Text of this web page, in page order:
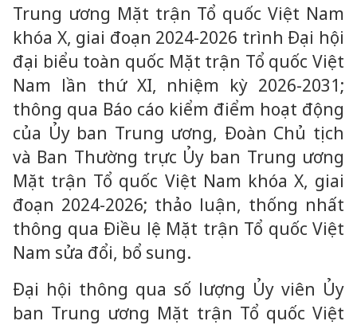
Trung ương Mặt trận Tổ quốc Việt Nam
khóa X, giai đoạn 2024-2026 trình Đại hội
đại biểu toàn quốc Mặt trận Tổ quốc Việt
Nam lần thứ XI, nhiệm kỳ 2026-2031;
thông qua Báo cáo kiểm điểm hoạt động
của Ủy ban Trung ương, Đoàn Chủ tịch
và Ban Thường trực Ủy ban Trung ương
Mặt trận Tổ quốc Việt Nam khóa X, giai
đoạn 2024-2026; thảo luận, thống nhất
thông qua Điều lệ Mặt trận Tổ quốc Việt
Nam sửa đổi, bổ sung.
Đại hội thông qua số lượng Ủy viên Ủy
ban Trung ương Mặt trận Tổ quốc Việt